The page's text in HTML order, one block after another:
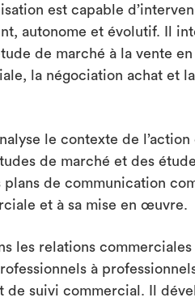
est capable
autonome et évolutif. Il
de marché à la vente
la négociation achat et
le contexte de l’action
de marché et des
de communication
et à sa mise en œuvre.
les relations commerciales
à professionnels
de suivi commercial. Il